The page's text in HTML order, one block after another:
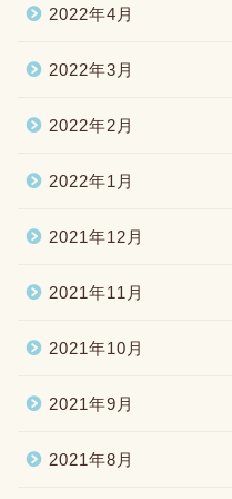
2022年4月
2022年3月
2022年2月
2022年1月
2021年12月
2021年11月
2021年10月
2021年9月
2021年8月